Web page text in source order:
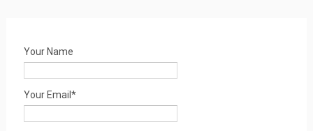
Your Name
Your Email*